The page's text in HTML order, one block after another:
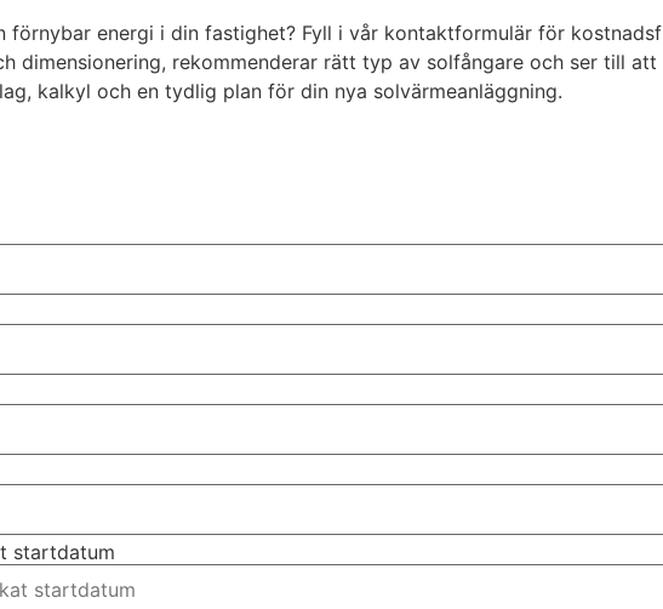
förnybar energi i din fastighet? Fyll i vår kontaktformulär för
dimensionering, rekommenderar rätt typ av solfångare och ser till
kalkyl och en tydlig plan för din nya solvärmeanläggning.
startdatum